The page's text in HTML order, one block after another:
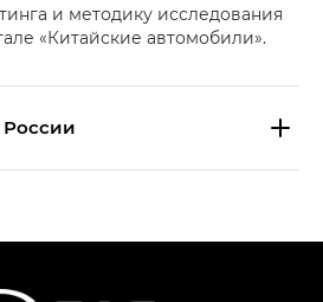
и методику исследования
«Китайские автомобили».
России
— SX PREMIUM